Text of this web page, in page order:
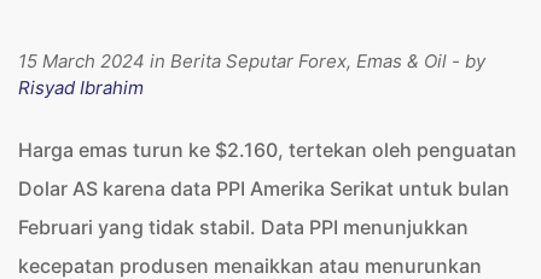
15 March 2024 in Berita Seputar Forex, Emas & Oil - by
Risyad Ibrahim
Harga emas turun ke $2.160, tertekan oleh penguatan
Dolar AS karena data PPI Amerika Serikat untuk bulan
Februari yang tidak stabil. Data PPI menunjukkan
kecepatan produsen menaikkan atau menurunkan